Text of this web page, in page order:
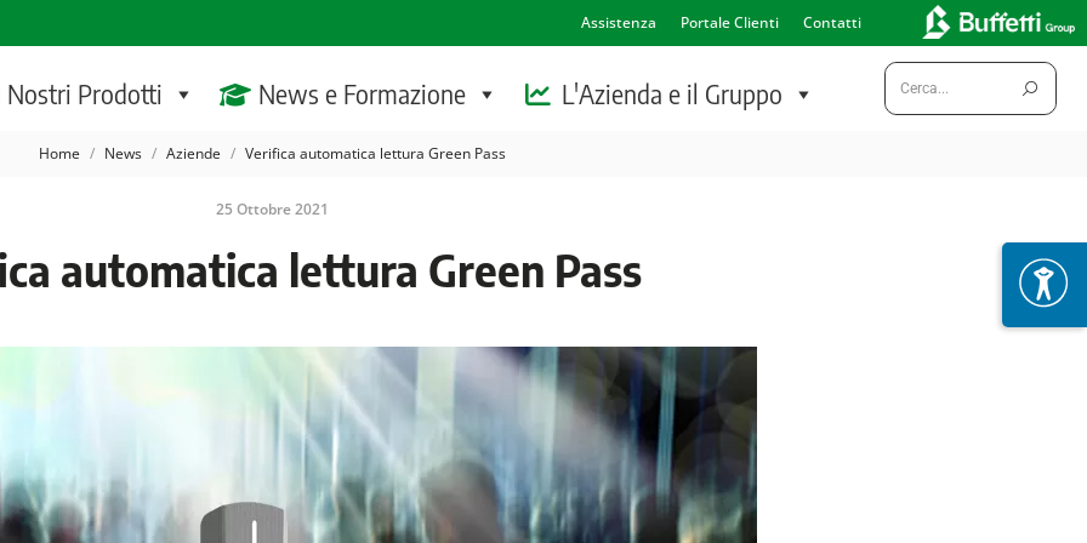
Assistenza Portale Clienti Contatti
Nostri Prodotti News e Formazione L'Azienda e il Gruppo
Cerca:
Tu sei qui:
Home News Aziende Verifica automatica lettura Green Pass
25 Ottobre 2021
automatica lettura Green Pass